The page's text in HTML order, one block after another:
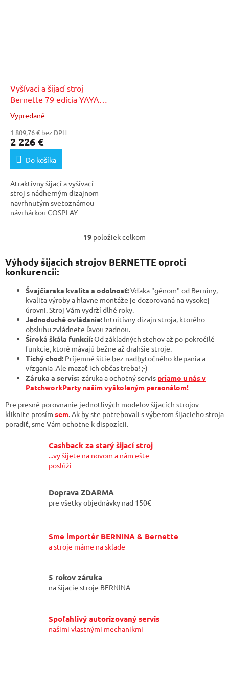
Vyšívací a šijací stroj
Bernette 79 edícia YAYA
+ 75€ zľavový kupón
v našom autorizovanom
servise
Priemerné
produktu
je
4,5
hviezdičiek.
Vypredané
1 809,76 € bez DPH
2 226 €
Do košíka
Atraktívny šijací a vyšívací
stroj s nádherným dizajnom
navrhnutým svetoznámou
návrhárkou COSPLAY
O
l
a
c
i
e
p
r
v
k
y
v
ý
i
s
u
19 položiek celkom
Výhody šijacích strojov BERNETTE oproti
konkurencii:
Švajčiarska kvalita a odolnosť:Vďaka "génom" od Berniny,
kvalita výroby a hlavne montáže je dozorovaná na vysokej
úrovni. Stroj Vám vydrží dlhé roky.
Jednoduché ovládanie: Intuitívny dizajn stroja, ktorého
obsluhu zvládnete ľavou zadnou.
Široká škála funkcií:Od základných stehov až po pokročilé
funkcie, ktoré mávajú bežne až drahšie stroje.
Tichý chod: Príjemné šitie bez nadbytočného klepania a
vŕzgania .Ale mazať ich občas treba! ;-)
Záruka a servis: záruka a ochotný servis priamo u nás v
PatchworkParty našim vyškoleným personálom!
Pre presné porovnanie jednotlivých modelov šijacích strojov
kliknite prosím sem.Ak by ste potrebovali s výberom šijacieho stroja
poradiť, sme Vám ochotne k dispozícii.
Cashback za starý šijací stroj
...vy šijete na novom a nám ešte
poslúži
Doprava ZDARMA
pre všetky objednávky nad 150€
Sme importér BERNINA & Bernette
a stroje máme na sklade
5 rokov záruka
na šijacie stroje BERNINA
Spoľahlivý autorizovaný servis
našimi vlastnými mechanikmi